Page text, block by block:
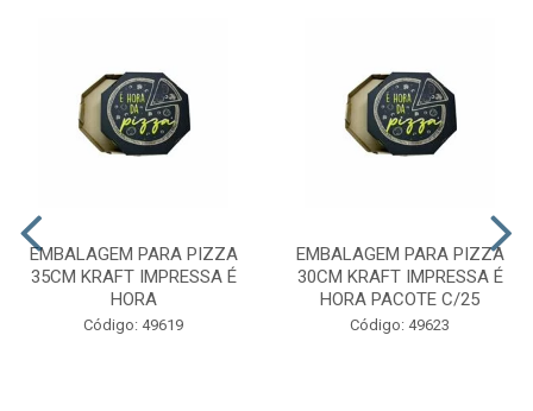
EMBALAGEM PARA PIZZA
35CM KRAFT IMPRESSA É
HORA
Código: 49619
EMBALAGEM PARA PIZZA
30CM KRAFT IMPRESSA É
HORA PACOTE C/25
Código: 49623